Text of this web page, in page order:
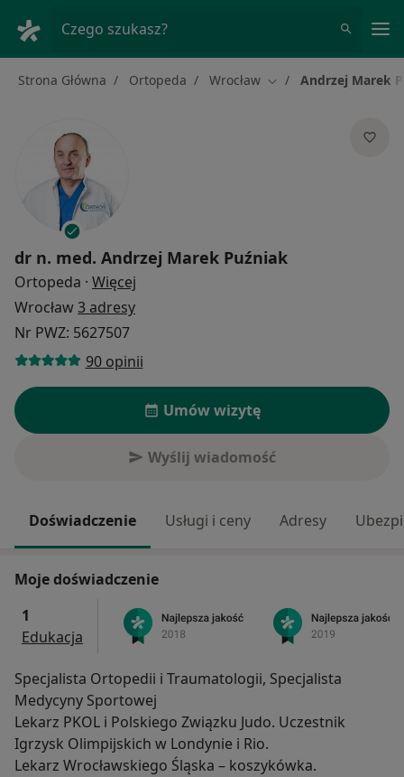
Czego szukasz?
Strona Główna Ortopeda Wrocław Zmień miasto
Andrzej Marek
dr n. med. Andrzej Marek Puźniak
Ortopeda · Więcej
Wrocław3 adresy
Nr PWZ: 5627507
90 opinii
Umów wizytę
Wyślij wiadomość
Doświadczenie Usługi i ceny Adresy
Moje doświadczenie
1
Edukacja
Specjalista Ortopedii i Traumatologii, Specjalista
Medycyny Sportowej
Lekarz PKOL i Polskiego Związku Judo. Uczestnik
Igrzysk Olimpijskich w Londynie i Rio.
Lekarz Wrocławskiego Śląska – koszykówka.